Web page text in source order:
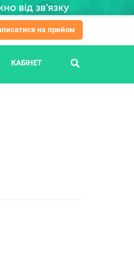
ПОШУК
на прийом
КАБІНЕТ